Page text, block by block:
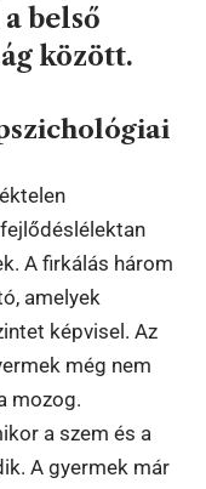
belső
között.
A firkálás három
amelyek
képvisel. Az
még nem
mozog.
a szem és a
A gyermek már